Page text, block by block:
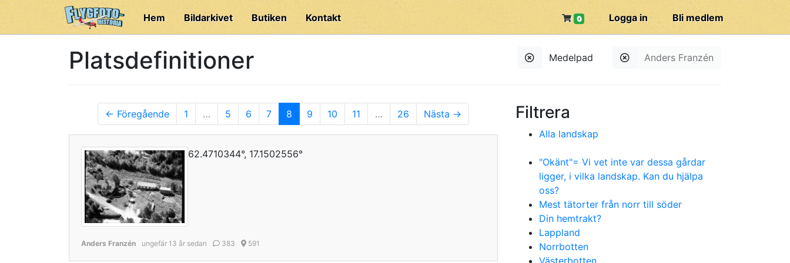
Hem Bildarkivet Butiken Kontakt Bli medlem
Logga in
0
Anders Franzén
Medelpad
Platsdefinitioner
← Föregående 1 … 5 6 7 8 9 10 11 … 26 Nästa →
62.4710344°, 17.1502556°
Anders Franzén ungefär 13 år sedan 383 591
Filtrera
Alla landskap
"Okänt"= Vi vet inte var dessa gårdar
ligger, i vilka landskap. Kan du hjälpa
oss?
Mest tätorter från norr till söder
Din hemtrakt?
Lappland
Norrbotten
Västerbotten